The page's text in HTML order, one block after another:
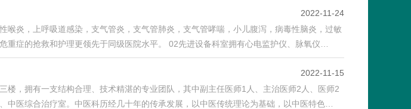
2022-11-24
喉炎，上呼吸道感染，支气管炎，支气管肺炎，支气管哮喘，小儿腹泻，病毒性脑炎，过敏
重症的抢救和护理更领先于同级医院水平。 02先进设备科室拥有心电监护仪、脉氧仪…
2022-11-15
楼，拥有一支结构合理、技术精湛的专业团队，其中副主任医师1人、主治医师2人、医师2
中医综合治疗室。中医科历经几十年的传承发展，以中医传统理论为基础，以中医特色…